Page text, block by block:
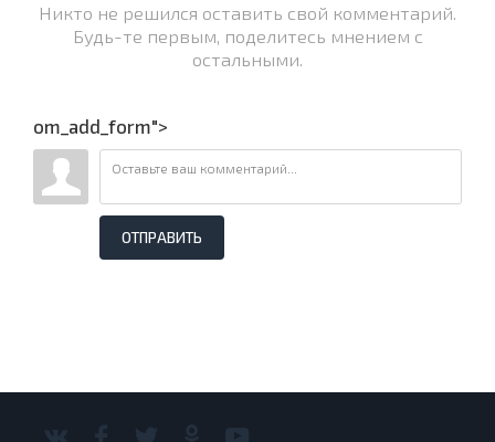
Никто не решился оставить свой комментарий.
Будь-те первым, поделитесь мнением с
остальными.
om_add_form">
ОТПРАВИТЬ